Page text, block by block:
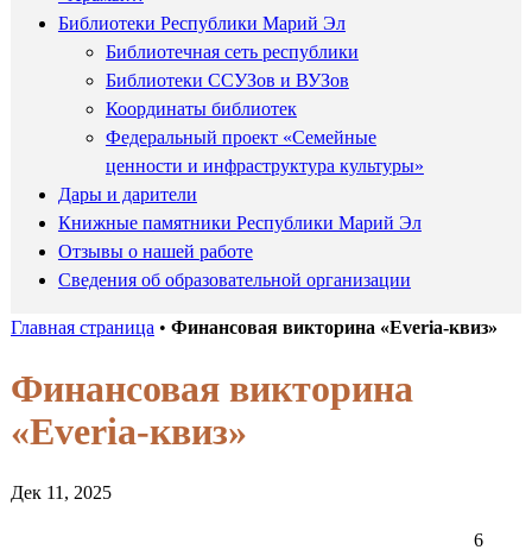
Библиотеки Республики Марий Эл
Библиотечная сеть республики
Библиотеки ССУЗов и ВУЗов
Координаты библиотек
Федеральный проект «Семейные
ценности и инфраструктура культуры»
Дары и дарители
Книжные памятники Республики Марий Эл
Отзывы о нашей работе
Сведения об образовательной организации
Главная страница • Финансовая викторина «Everia-квиз»
Финансовая викторина
«Everia-квиз»
Дек 11, 2025
6